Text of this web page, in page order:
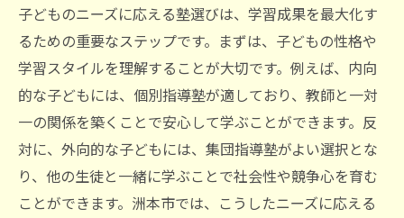
個性を伸ばす教育の実践
学びの多様性が育む創造力
保護者と教室が一体となった教育
未来を見据えたカリキュラム設計
洲本市の塾が子どもの成績向上をどうサポート
するか
子どものニーズに応える塾選びは、学習成果を最大化す
るための重要なステップです。まずは、子どもの性格や
学習スタイルを理解することが大切です。例えば、内向
的な子どもには、個別指導塾が適しており、教師と一対
一の関係を築くことで安心して学ぶことができます。反
対に、外向的な子どもには、集団指導塾がよい選択とな
り、他の生徒と一緒に学ぶことで社会性や競争心を育む
ことができます。洲本市では、こうしたニーズに応える